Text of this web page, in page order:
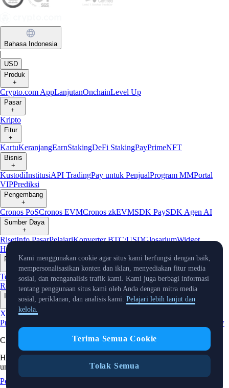
Bahasa Indonesia
|
USD
Produk
+
Crypto.com AppLanjutanOnchainLevel Up
Pasar
+
Kripto
Fitur
+
KartuKeranjangEarnStakingDeFi StakingPayPrimeNFT
Bisnis
+
KustodiInstitusiAPI TradingPay untuk PenjualProgram MMPortal
VIPPrediksi
Pengembang
+
Cronos PoSCronos EVMCronos zkEVMSDK PaySDK Agen AI
Sumber Daya
+
RisetInfo PasarPelajariKonverter BTC/USDGlosariumWidget
Harga
Perusahaan
+
Tentang KamiRoadmapKarierMitraKeamananProof of
ReserveAfiliasiLisensi & RegistrasiListingIklimCapitalVerifikasi
Info Terkini
+
X Warta
Produk
TradingView
Cryptocurrency in Every Wallet™
Hak Cipta © 2018 - 2026 Crypto.com. Hak cipta dilindungi undang-
undang.
Pemberitahuan Privasi
Kami menggunakan cookie agar situs kami berfungsi dengan baik,
mempersonalisasikan konten dan iklan, menyediakan fitur media
sosial, dan menganalisis trafik kami. Kami juga berbagi informasi
tentang penggunaan situs kami oleh Anda dengan mitra media
sosial, periklanan, dan analisis kami. Pelajari lebih lanjut dan
kelola.
Terima Semua Cookie
Tolak Semua